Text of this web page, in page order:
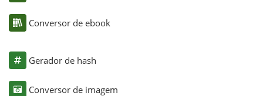
Conversor de ebook
Gerador de hash
Conversor de imagem